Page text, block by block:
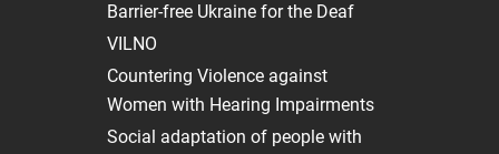
Barrier-free Ukraine for the Deaf
VILNO
Сountering Violence against
Women with Hearing Impairments
Social adaptation of people with